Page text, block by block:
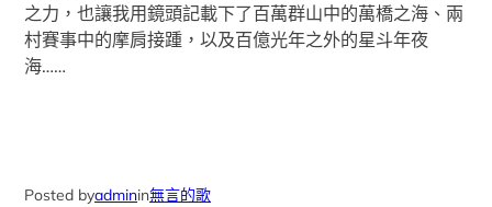
之力，也讓我用鏡頭記載下了百萬群山中的萬橋之海、兩
村賽事中的摩肩接踵，以及百億光年之外的星斗年夜
海……
Posted byadminin無言的歌